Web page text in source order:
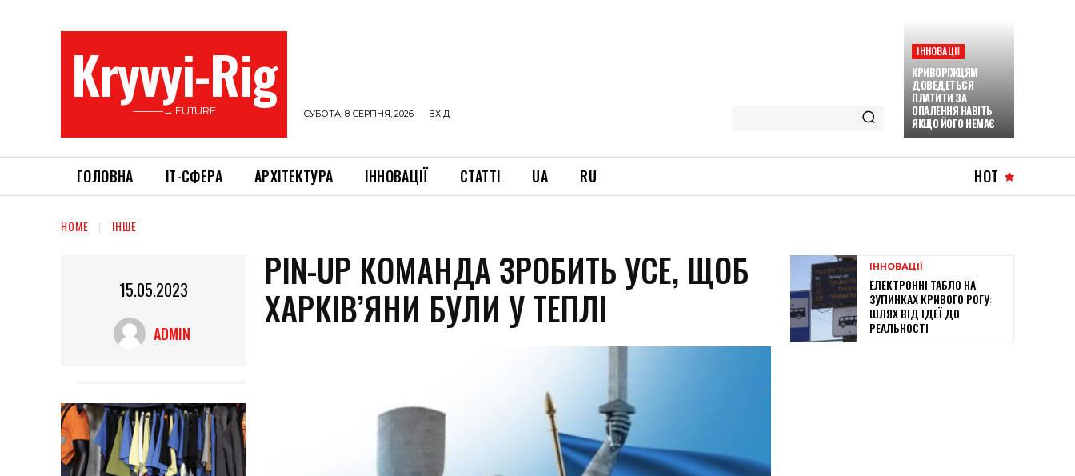
Kryvyi-Rig
———→ FUTURE СУБОТА, 8 СЕРПНЯ, 2026 ВХІД
ІННОВАЦІЇ
КРИВОРІЖЦЯМ
ДОВЕДЕТЬСЯ
ПЛАТИТИ ЗА
ОПАЛЕННЯ НАВІТЬ
ЯКЩО ЙОГО НЕМАЄ
ГОЛОВНА ІТ-СФЕРА АРХІТЕКТУРА ІННОВАЦІЇ СТАТТІ UA RU HOT
HOME ІНШЕ
15.05.2023
ADMIN
PIN-UP КОМАНДА ЗРОБИТЬ УСЕ, ЩОБ
ХАРКІВ’ЯНИ БУЛИ У ТЕПЛІ
ІННОВАЦІЇ
ЕЛЕКТРОННІ ТАБЛО НА
ЗУПИНКАХ КРИВОГО РОГУ:
ШЛЯХ ВІД ІДЕЇ ДО
РЕАЛЬНОСТІ